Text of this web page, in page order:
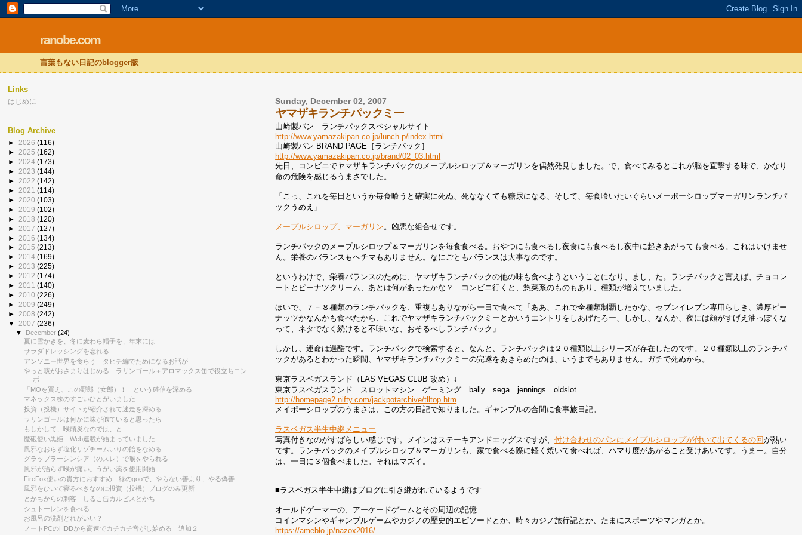
ranobe.com
言葉もない日記のblogger版
Sunday, December 02, 2007
ヤマザキランチパックミー
山崎製パン ランチパックスペシャルサイト
http://www.yamazakipan.co.jp/lunch-p/index.html
山崎製パン BRAND PAGE［ランチパック］
http://www.yamazakipan.co.jp/brand/02_03.html
先日、コンビニでヤマザキランチパックのメープルシロップ＆マーガリンを偶然発見しました。で、食べてみるとこれが脳を直撃する味で、かなり
命の危険を感じるうまさでした。
「こっ、これを毎日というか毎食喰うと確実に死ぬ、死ななくても糖尿になる、そして、毎食喰いたいぐらいメーポーシロップマーガリンランチパ
ックうめえ」
メープルシロップ、マーガリン。凶悪な組合せです。
ランチパックのメープルシロップ＆マーガリンを毎食食べる。おやつにも食べるし夜食にも食べるし夜中に起きあがっても食べる。これはいけませ
ん。栄養のバランスもヘチマもありません。なにごともバランスは大事なのです。
というわけで、栄養バランスのために、ヤマザキランチパックの他の味も食べようということになり、まし、た。ランチパックと言えば、チョコレ
ートとピーナツクリーム、あとは何があったかな？ コンビニ行くと、惣菜系のものもあり、種類が増えていました。
ほいで、７－８種類のランチパックを、重複もありながら一日で食べて「ああ、これで全種類制覇したかな、セブンイレブン専用らしき、濃厚ピー
ナッツかなんかも食べたから、これでヤマザキランチパックミーとかいうエントリをしあげたろー、しかし、なんか、夜には顔がすげえ油っぽくな
って、ネタでなく続けると不味いな、おそるべしランチパック」
しかし、運命は過酷です。ランチパックで検索すると、なんと、ランチパックは２０種類以上シリーズが存在したのです。２０種類以上のランチパ
ックがあるとわかった瞬間、ヤマザキランチパックミーの完遂をあきらめたのは、いうまでもありません。ガチで死ぬから。
東京ラスベガスランド（LAS VEGAS CLUB 改め）↓
東京ラスベガスランド スロットマシン ゲーミング bally sega jennings oldslot
http://homepage2.nifty.com/jackpotarchive/tlltop.htm
メイポーシロップのうまさは、この方の日記で知りました。ギャンブルの合間に食事旅日記。
ラスベガス半生中継メニュー
写真付きなのがすばらしい感じです。メインはステーキアンドエッグスですが、付け合わせのパンにメイプルシロップが付いて出てくるの回が熱い
です。ランチパックのメイプルシロップ＆マーガリンも、家で食べる際に軽く焼いて食べれば、ハマり度があがること受けあいです。うまー。自分
は、一日に３個食べました。それはマズイ。
■ラスベガス半生中継はブログに引き継がれているようです
オールドゲーマーの、アーケードゲームとその周辺の記憶
コインマシンやギャンブルゲームやカジノの歴史的エピソードとか、時々カジノ旅行記とか、たまにスポーツやマンガとか。
https://ameblo.jp/nazox2016/
Links
はじめに
Blog Archive
► 2026 (116)
► 2025 (162)
► 2024 (173)
► 2023 (144)
► 2022 (142)
► 2021 (114)
► 2020 (103)
► 2019 (102)
► 2018 (120)
► 2017 (127)
► 2016 (134)
► 2015 (213)
► 2014 (169)
► 2013 (225)
► 2012 (174)
► 2011 (140)
► 2010 (226)
► 2009 (249)
► 2008 (242)
▼ 2007 (236)
▼ December(24)
夏に雪かきを、冬に麦わら帽子を、年末には
サラダドレッシングを忘れる
アンソニー世界を食らう タヒチ編でためになるお話が
やっと咳がおさまりはじめる ラリンゴール＋アロマックス缶で役立ちコン
ボ
「MOを買え、この野郎（女郎）！」という確信を深める
マネックス株のすごいひとがいました
投資（投機）サイトが紹介されて迷走を深める
ラリンゴールは何かに味が似ていると思ったら
もしかして、喉頭炎なのでは、と
魔砲使い黒姫 Web連載が始まっていました
風邪なおらず塩化リゾチームいりの飴をなめる
グラップラーシンシア（のスレ）で喉をやられる
風邪が治らず喉が痛い。うがい薬を使用開始
FireFox使いの貴方におすすめ 緑のgooで、やらない善より、やる偽善
風邪をひいて寝るべきなのに投資（投機）ブログのみ更新
とかちからの刺客 しるこ缶カルピスとかち
シュトーレンを食べる
お風呂の洗剤どれがいい？
ノートPCのHDDから高速でカチカチ音がし始める 追加２